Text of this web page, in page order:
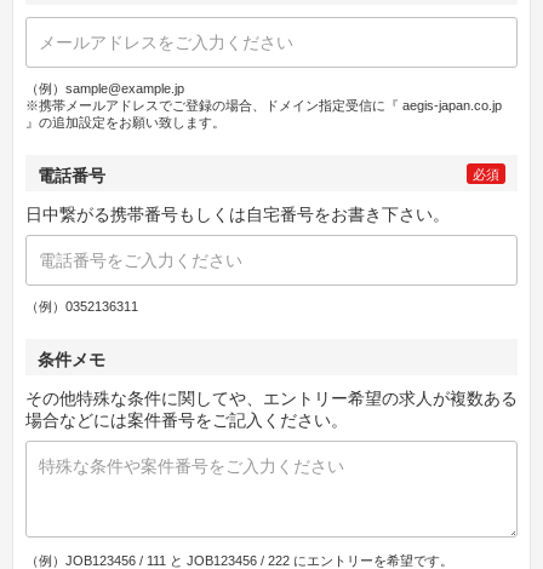
（例）sample@example.jp
※携帯メールアドレスでご登録の場合、ドメイン指定受信に『 aegis-japan.co.jp
』の追加設定をお願い致します。
電話番号 必須
日中繋がる携帯番号もしくは自宅番号をお書き下さい。
（例）0352136311
条件メモ
その他特殊な条件に関してや、エントリー希望の求人が複数ある
場合などには案件番号をご記入ください。
（例）JOB123456 / 111 と JOB123456 / 222 にエントリーを希望です。